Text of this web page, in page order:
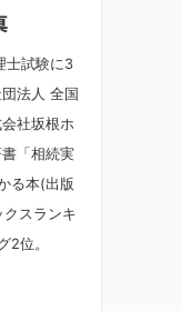
士試験に3
法人 全国
社坂根ホ
「相続実
る本(出版
スランキ
2位。